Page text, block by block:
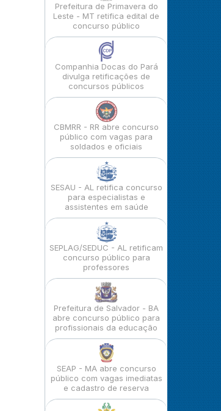
Prefeitura de Primavera do
Leste - MT retifica edital de
concurso público
Companhia Docas do Pará
divulga retificações de
concursos públicos
CBMRR - RR abre concurso
público com vagas para
soldados e oficiais
SESAU - AL retifica concurso
para especialistas e
assistentes em saúde
SEPLAG/SEDUC - AL retificam
concurso público para
professores
Prefeitura de Salvador - BA
abre concurso público para
profissionais da educação
SEAP - MA abre concurso
público com vagas imediatas
e cadastro de reserva